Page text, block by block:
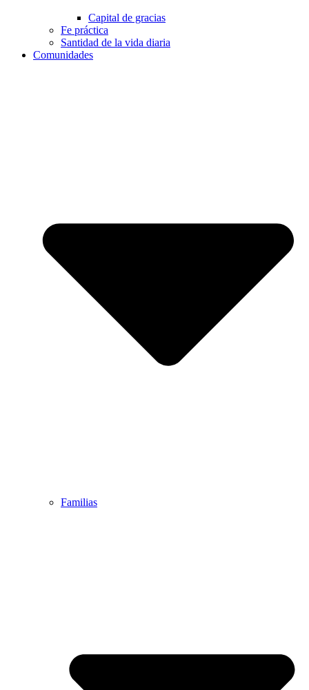
Capital de gracias
Fe práctica
Santidad de la vida diaria
Comunidades
Familias